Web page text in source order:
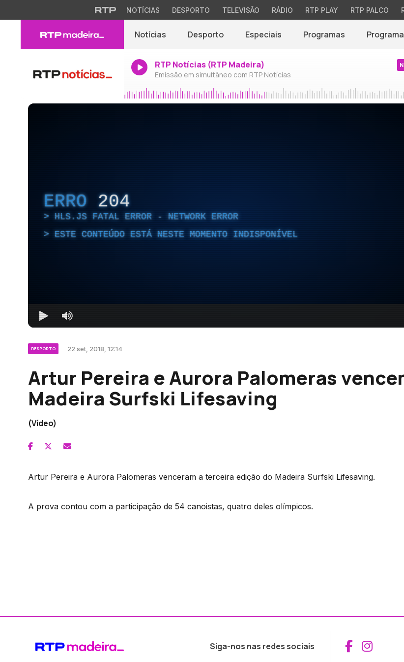
NOTÍCIAS DESPORTO TELEVISÃO RÁDIO RTP PLAY RTP PALCO
Notícias Desporto Especiais Programas
RTP Notícias (RTP Madeira)
Emissão em simultâneo com RTP Notícias
ERRO 204
HLS.JS FATAL ERROR - NETWORK ERROR
ESTE CONTEÚDO ESTÁ NESTE MOMENTO INDISPONÍVEL
DESPORTO 22 set, 2018, 12:14
Artur Pereira e Aurora Palomeras
Madeira Surfski Lifesaving
(Vídeo)
Artur Pereira e Aurora Palomeras venceram a terceira edição do Madeira Surfski Lifesaving.
A prova contou com a participação de 54 canoistas, quatro deles olímpicos.
Siga-nos nas redes sociais Aceder